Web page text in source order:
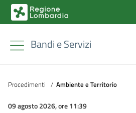
Bandi e Servizi
Procedimenti / Ambiente e Territorio
09 agosto 2026, ore 11:39